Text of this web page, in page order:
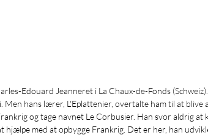
Edouard Jeanneret i La Chaux-de-Fonds
hans lærer, L'Eplattenier, overtalte ham til at
og tage navnet Le Corbusier. Han svor aldrig at
med at opbygge Frankrig. Det er her, han